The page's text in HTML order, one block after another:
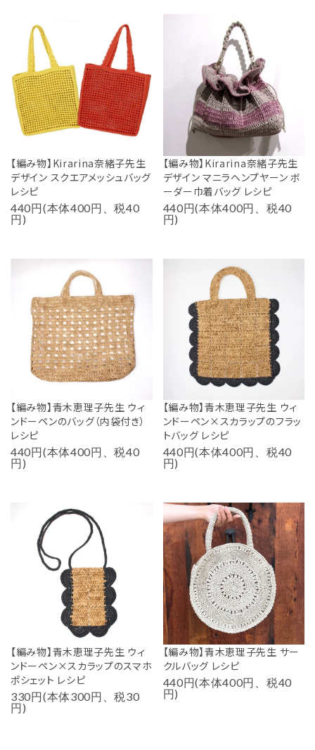
【編み物】Kirarina奈緒子先生
デザイン スクエアメッシュバッグ
レシピ
440円(本体400円、税40
円)
【編み物】Kirarina奈緒子先生
デザイン マニラヘンプヤーン ボ
ーダー巾着バッグ レシピ
440円(本体400円、税40
円)
【編み物】青木恵理子先生 ウィ
ンドーペンのバッグ（内袋付き）
レシピ
440円(本体400円、税40
円)
【編み物】青木恵理子先生 ウィ
ンドーペン×スカラップのフラッ
トバッグ レシピ
440円(本体400円、税40
円)
【編み物】青木恵理子先生 ウィ
ンドーペン×スカラップのスマホ
ポシェット レシピ
330円(本体300円、税30
円)
【編み物】青木恵理子先生 サー
クルバッグ レシピ
440円(本体400円、税40
円)